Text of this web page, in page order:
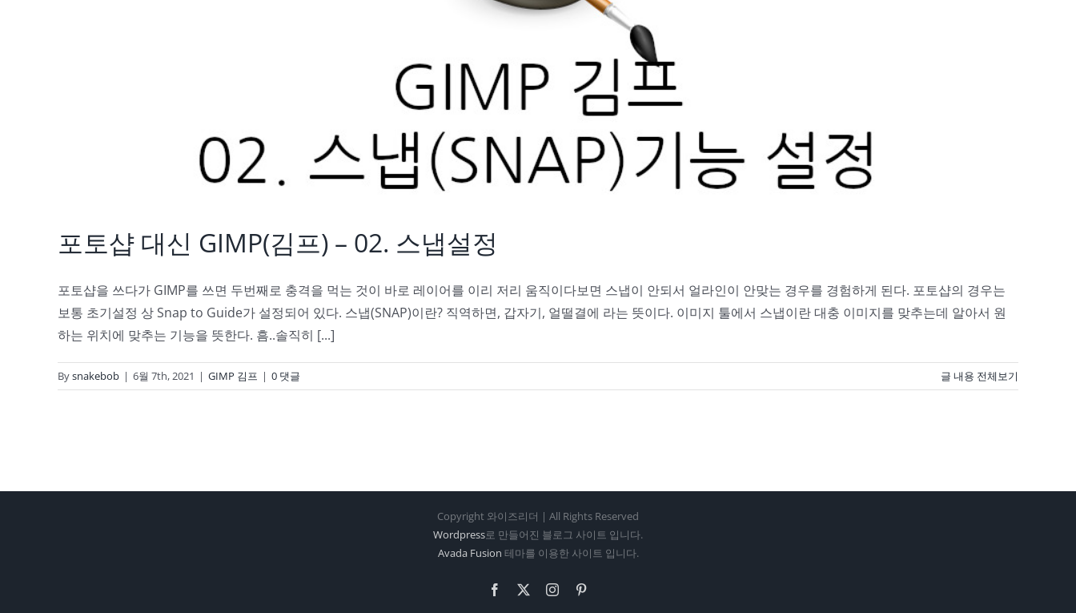
포토샵 대신 GIMP(김프) – 02. 스냅설정
포토샵을 쓰다가 GIMP를 쓰면 두번째로 충격을 먹는 것이 바로 레이어를 이리 저리 움직이다보면 스냅이 안되서 얼라인이 안맞는 경우를 경험하게 된다. 포토샵의 경우는
보통 초기설정 상 Snap to Guide가 설정되어 있다. 스냅(SNAP)이란? 직역하면, 갑자기, 얼떨결에 라는 뜻이다. 이미지 툴에서 스냅이란 대충 이미지를 맞추는데 알아서 원
하는 위치에 맞추는 기능을 뜻한다. 흠..솔직히 [...]
Bysnakebob | 6월 7th, 2021 | GIMP 김프 | 0 댓글 글 내용 전체보기
Copyright 와이즈리더 | All Rights Reserved
Wordpress로 만들어진 블로그 사이트 입니다.
Avada Fusion 테마를 이용한 사이트 입니다.
Facebook Instagram